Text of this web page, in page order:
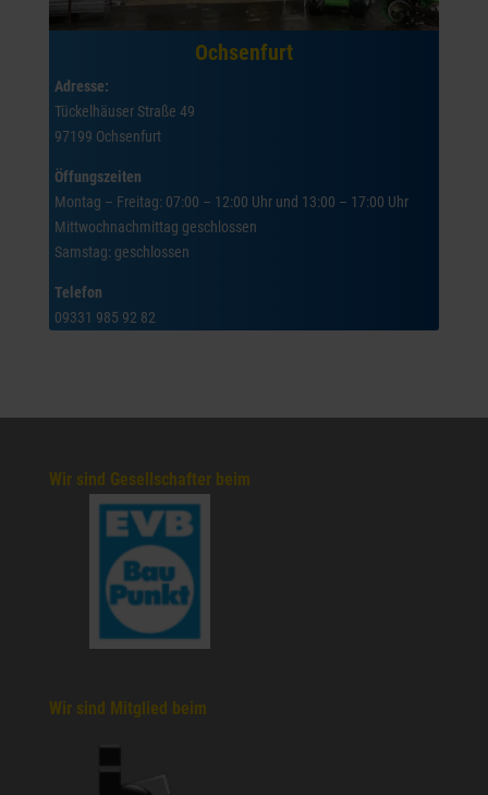
Ochsenfurt
Adresse:
Tückelhäuser Straße 49
97199 Ochsenfurt
Öffungszeiten
Montag – Freitag: 07:00 – 12:00 Uhr und 13:00 – 17:00 Uhr
Mittwochnachmittag geschlossen
Samstag: geschlossen
Telefon
09331 985 92 82
Wir sind Gesellschafter beim
Wir sind Mitglied beim